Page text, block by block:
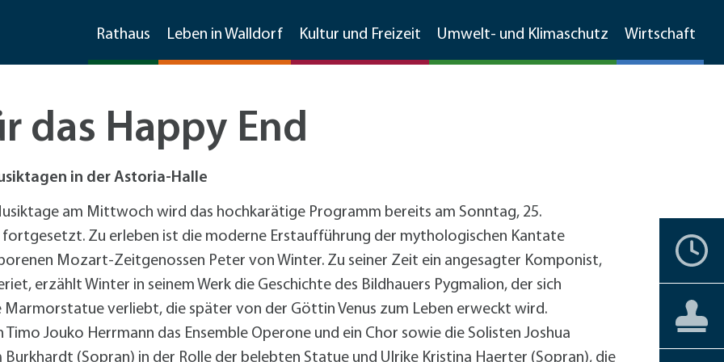
Rathaus
Stellenangebote
Ratsinfosystem
Gemeinderat & Ausschüsse
Sitzungen
Partnerstädte
Ehrenbürger
Barrierefreiheit
Leben in Walldorf
Soziale Dienste
Kirchen
Friedhof
Bürgerengagement
Vereine
Aktuelles
Kultur und Freizeit
Gewerbegebietsfest
Jubiläumsfest 125 Jahre Stadtrechte
Spargelmarkt
Straßenkerwe
Walldorfer Kulturnacht
Freizeit und mehr
Freizeiteinrichtungen
Vereine
Sonstige Schulen
Spielplätze
Übernachtungen
Gaststätten
Stadtgeschichte
Historisches Walldorf
Luftbilder
Jüdisches Leben
Liebenswertes
Aktuelles
Umwelt- und Klimaschutz
Bauen und Sanieren
Förderprogramme Bauen und Sanieren
Invasive Arten
Weitere Infos
Asiatische Tigermücke
Große Drüsenameise
Mobilität
Fußverkehr
Radverkehr
Fahrradstraße Kleinfeldweg
Radverkehrskonzept
+
CarSharing
Gemarkungsputz
Lärmaktionsplan
Boden- und Wasserschutz
Natur
Storchenwiese
Wälder
Hochholz
Reilinger
Förderprogramme
Private Haushalte
Gewerbe
Vereine
Wirtschaft
Wirtschaftsförderung
Kommunikation
Förderprogramme
Für Kleinstbetriebe
Umweltförderprogramme Gewerbe
+
Existenzgründung und -sicherung
Beschäftigungsförderung
Stadtmarketing
Material, Formulare, Downloads
Partner der Wirtschaft
Formulare und Downloads
Datenschutzhinweise im
Stadtmarketing
Datenschutzhinweise zur
MetropolPark Wiesloch-Walldorf
das Happy End
in der Astoria-Halle
am Mittwoch wird das hochkarätige Programm bereits am Sonntag, 25.
fortgesetzt. Zu erleben ist die moderne Erstaufführung der mythologischen Kantate
Mozart-Zeitgenossen Peter von Winter. Zu seiner Zeit ein angesagter Komponist,
erzählt Winter in seinem Werk die Geschichte des Bildhauers Pygmalion, der sich
Marmorstatue verliebt, die später von der Göttin Venus zum Leben erweckt wird.
Jouko Herrmann das Ensemble Operone und ein Chor sowie die Solisten Joshua
(Sopran) in der Rolle der belebten Statue und Ulrike Kristina Haerter (Sopran), die
Termine
Bürgerservice